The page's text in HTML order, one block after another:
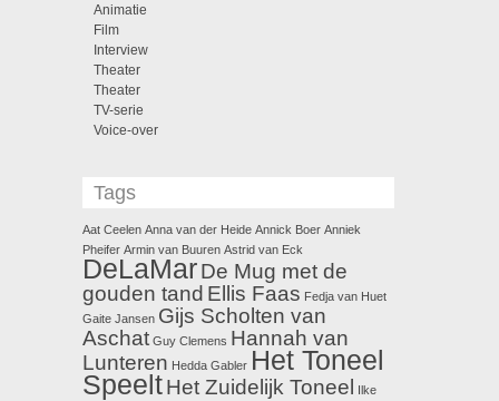
Animatie
Film
Interview
Theater
Theater
TV-serie
Voice-over
Tags
Aat Ceelen Anna van der Heide Annick Boer Anniek
Pheifer Armin van Buuren Astrid van Eck
DeLaMarDe Mug met de
gouden tand Ellis Faas Fedja van Huet
Gaite Jansen Gijs Scholten van
Aschat Guy Clemens Hannah van
Lunteren Hedda Gabler Het Toneel
SpeeltHet Zuidelijk Toneel Ilke